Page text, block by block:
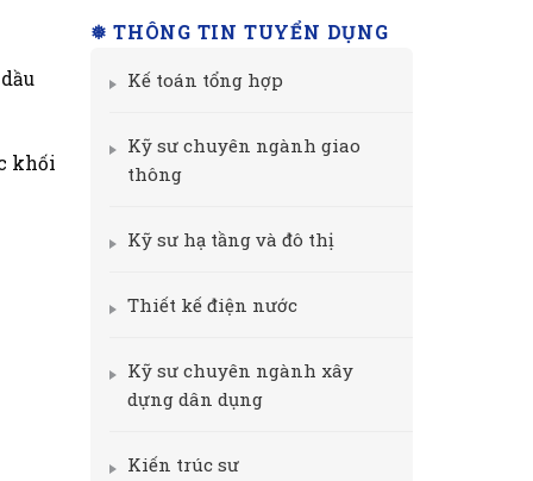
khối
❅ THÔNG TIN TUYỂN DỤNG
Kế toán tổng hợp
Kỹ sư chuyên ngành giao
thông
Kỹ sư hạ tầng và đô thị
Thiết kế điện nước
Kỹ sư chuyên ngành xây
dựng dân dụng
Kiến trúc sư